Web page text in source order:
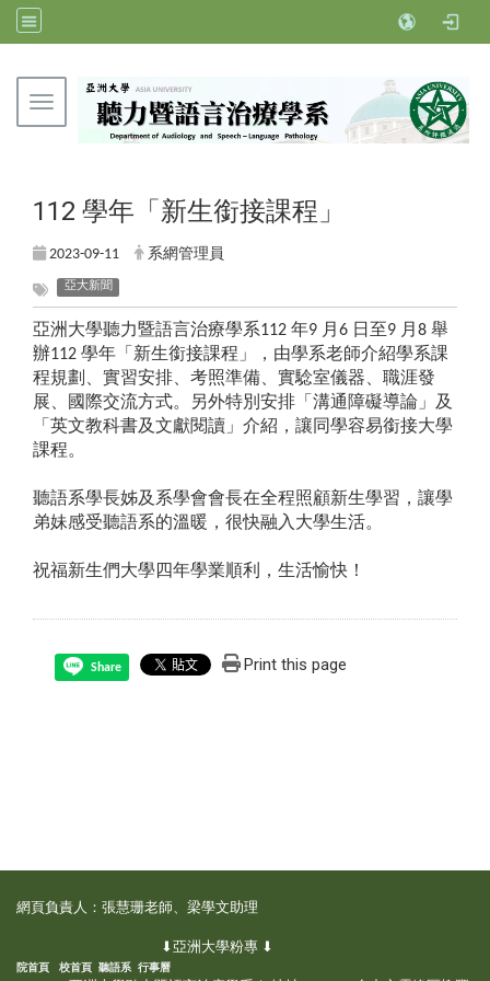
Toggle navigation
112 學年「新生銜接課程」
2023-09-11 系網管理員
亞大新聞
亞洲大學聽力暨語言治療學系112 年9 月6 日至9 月8 舉
辦112 學年「新生銜接課程」，由學系老師介紹學系課
程規劃、實習安排、考照準備、實騐室儀器、職涯發
展、國際交流方式。另外特別安排「溝通障礙導論」及
「英文教科書及文獻閱讀」介紹，讓同學容易銜接大學
課程。
聽語系學長姊及系學會會長在全程照顧新生學習，讓學
弟妹感受聽語系的溫暖，很快融入大學生活。
祝福新生們大學四年學業順利，生活愉快！
Share Print this page
網頁負責人：張慧珊老師、梁學文助理
⬇亞洲大學粉專 ⬇
院首頁 校首頁 聽語系 行事曆